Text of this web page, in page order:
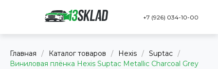
+7 (926) 034-10-00
Главная / Каталог товаров / Hexis / Suptac /
Виниловая плёнка Hexis Suptac Metallic Charcoal Grey